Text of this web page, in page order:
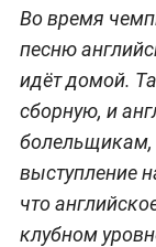
Во время
песню
идёт домой.
сборную, и
болельщикам,
выступление
что
клубном